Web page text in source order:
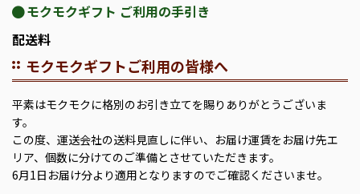
モクモクギフト ご利用の手引き
配送料
モクモクギフトご利用の皆様へ
平素はモクモクに格別のお引き立てを賜りありがとうございま
す。
この度、運送会社の送料見直しに伴い、お届け運賃をお届け先エ
リア、個数に分けてのご準備とさせていただきます。
6月1日お届け分より適用となりますのでご確認くださいませ。